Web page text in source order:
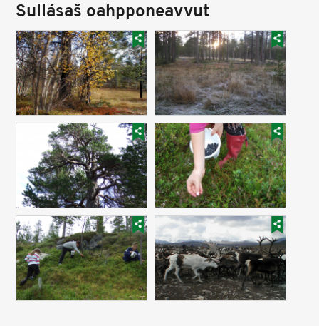
Sullásaš oahpponeavvut